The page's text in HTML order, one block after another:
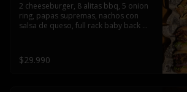
2 cheeseburger, 8 alitas bbq, 5 onion
ring, papas supremas, nachos con
salsa de queso, full rack baby back
$29.990